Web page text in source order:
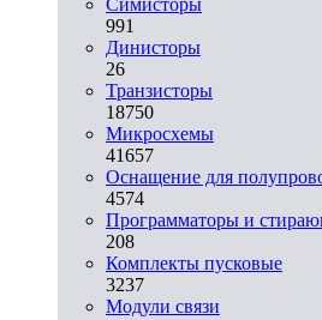
991
Динисторы
26
Транзисторы
18750
Микросхемы
41657
Оснащение для
4574
Программаторы и
208
Комплекты пусковые
3237
Модули связи